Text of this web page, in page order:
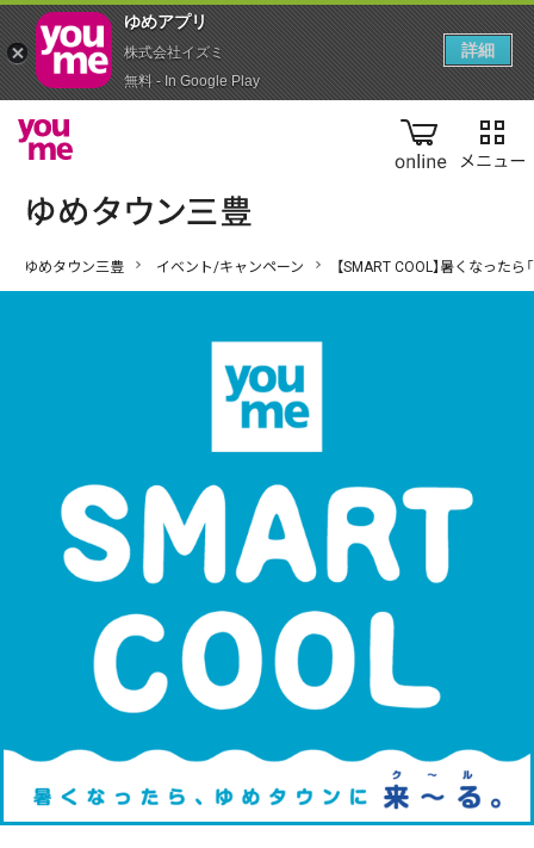
online
ゆめタウン三豊 イベント/キャンペーン 【SMART COOL】暑くなった
ゆめアプ‪リ‬
株式会社イズミ
無料 - In Google Play
詳細